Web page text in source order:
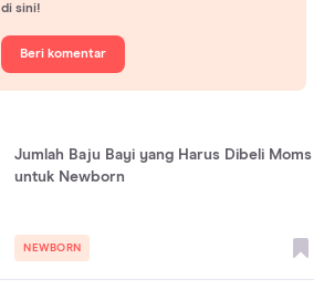
di sini!
Beri komentar
Jumlah Baju Bayi yang Harus Dibeli Moms
untuk Newborn
NEWBORN